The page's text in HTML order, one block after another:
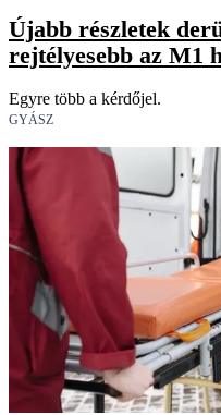
Újabb részletek
rejtélyesebb az M1
Egyre több a kérdőjel.
GYÁSZ